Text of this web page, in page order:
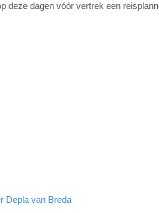
deze dagen vóór vertrek een
Depla van Breda